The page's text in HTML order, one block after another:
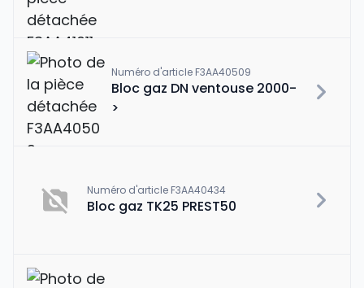
Numéro d'article F3AA40509
Bloc gaz DN ventouse 2000-
>
Numéro d'article F3AA40434
Bloc gaz TK25 PREST50